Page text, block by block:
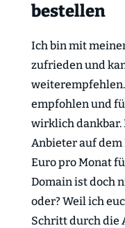
bestellen
Ich bin mit
zufrieden und
empfohlen und
wirklich dankbar.
Anbieter auf dem
Euro pro Monat
Domain ist doch
oder? Weil ich
Schritt durch die